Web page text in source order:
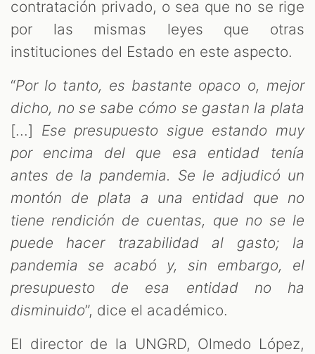
contratación privado, o sea que no se rige
por las mismas leyes que otras
instituciones del Estado en este aspecto.
“Por lo tanto, es bastante opaco o, mejor
dicho, no se sabe cómo se gastan la plata
[...] Ese presupuesto sigue estando muy
por encima del que esa entidad tenía
antes de la pandemia. Se le adjudicó un
montón de plata a una entidad que no
tiene rendición de cuentas, que no se le
puede hacer trazabilidad al gasto; la
pandemia se acabó y, sin embargo, el
presupuesto de esa entidad no ha
disminuido”, dice el académico.
El director de la UNGRD, Olmedo López,